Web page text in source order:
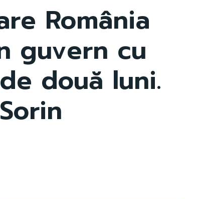
România
guvern cu
două luni.